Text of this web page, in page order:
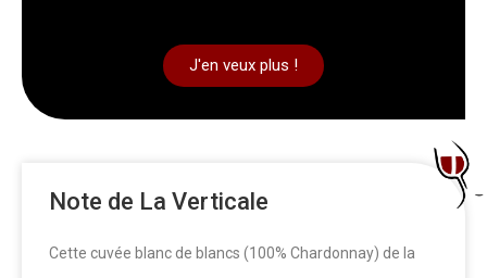
J'en veux plus !
Note de La Verticale
Cette cuvée blanc de blancs (100% Chardonnay) de la